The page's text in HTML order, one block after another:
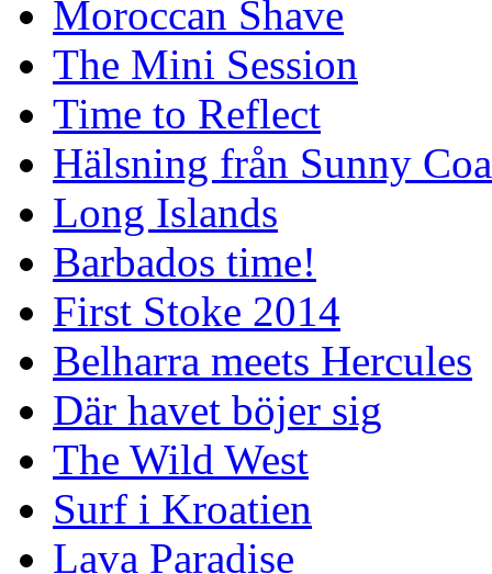
Moroccan Shave
The Mini Session
Time to Reflect
Hälsning från Sunny
Long Islands
Barbados time!
First Stoke 2014
Belharra meets Hercules
Där havet böjer sig
The Wild West
Surf i Kroatien
Lava Paradise